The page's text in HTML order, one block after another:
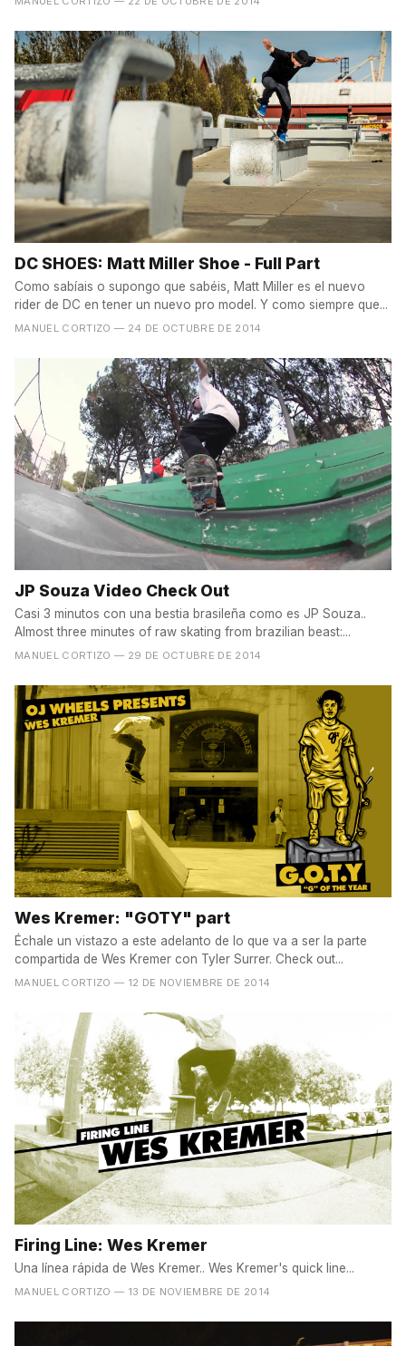
DC SHOES: Matt Miller Shoe - Full Part
Como sabíais o supongo que sabéis, Matt Miller es el nuevo
rider de DC en tener un nuevo pro model. Y como siempre que...
MANUEL CORTIZO — 24 DE OCTUBRE DE 2014
JP Souza Video Check Out
Casi 3 minutos con una bestia brasileña como es JP Souza..
Almost three minutes of raw skating from brazilian beast:...
MANUEL CORTIZO — 29 DE OCTUBRE DE 2014
Wes Kremer: "GOTY" part
Échale un vistazo a este adelanto de lo que va a ser la parte
compartida de Wes Kremer con Tyler Surrer. Check out...
MANUEL CORTIZO — 12 DE NOVIEMBRE DE 2014
Firing Line: Wes Kremer
Una línea rápida de Wes Kremer.. Wes Kremer's quick line...
MANUEL CORTIZO — 13 DE NOVIEMBRE DE 2014